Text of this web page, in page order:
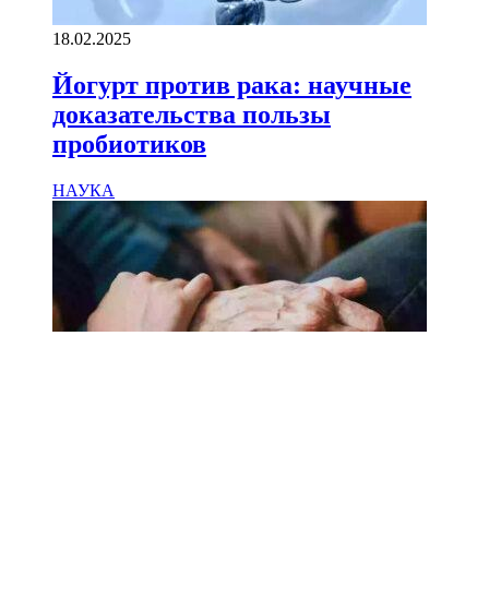
18.02.2025
Йогурт против рака: научные
доказательства пользы
пробиотиков
НАУКА